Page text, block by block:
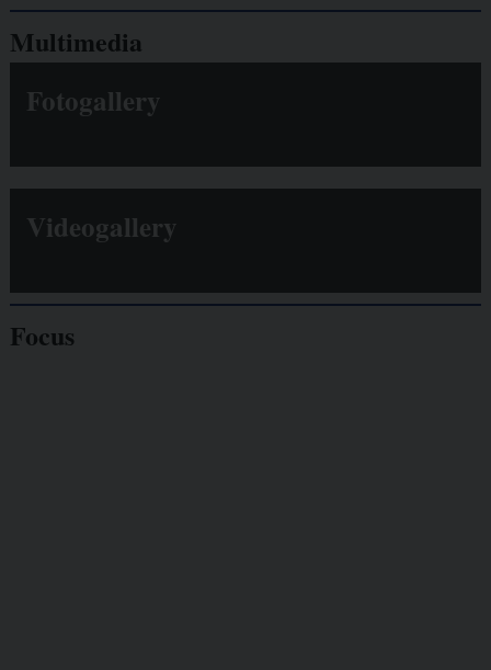
Multimedia
Fotogallery
Videogallery
Focus